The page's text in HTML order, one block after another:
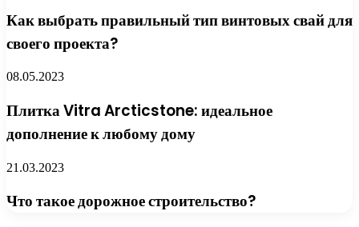
Как выбрать правильный тип винтовых свай для
своего проекта?
08.05.2023
Плитка Vitra Arcticstone: идеальное
дополнение к любому дому
21.03.2023
Что такое дорожное строительство?